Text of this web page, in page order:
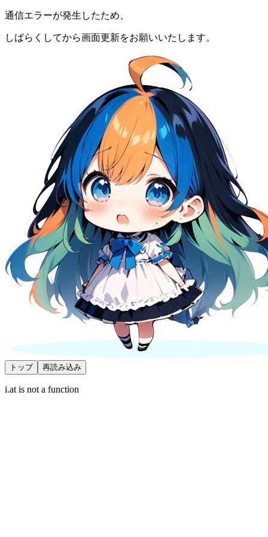
通信エラーが発生したため、
しばらくしてから画面更新をお願いいたします。
トップ 再読み込み
i.at is not a function